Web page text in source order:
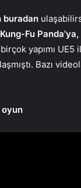
buradan
Fu Panda’ya,
yapımı UE5
Bazı
oyun